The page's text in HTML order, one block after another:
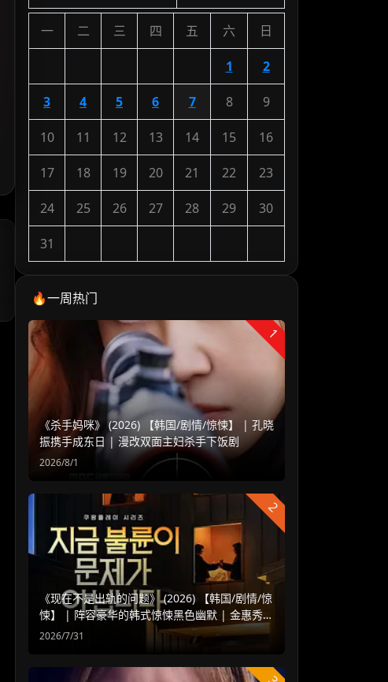
一 二 三 四 五 六 日
1 2
3 4 5 6 7 8 9
10 11 12 13 14 15 16
17 18 19 20 21 22 23
24 25 26 27 28 29 30
31
🔥一周热门
1
《杀手妈咪》 (2026) 【韩国/剧情/惊悚】 | 孔晓
振携手成东日 | 漫改双面主妇杀手下饭剧
2026/8/1
2
《现在不是出轨的问题》 (2026) 【韩国/剧情/惊
悚】 | 阵容豪华的韩式惊悚黑色幽默 | 金惠秀 x
赵汝贞强强联手
2026/7/31